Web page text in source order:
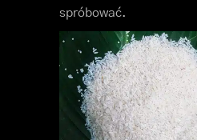
spróbować.